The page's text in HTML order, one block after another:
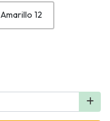
Amarillo 12